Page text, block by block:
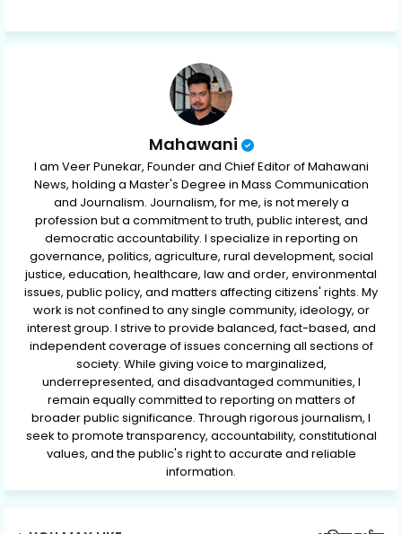
ap
Mahawani
I am Veer Punekar, Founder and Chief Editor of Mahawani
News, holding a Master's Degree in Mass Communication
and Journalism. Journalism, for me, is not merely a
profession but a commitment to truth, public interest, and
democratic accountability. I specialize in reporting on
governance, politics, agriculture, rural development, social
justice, education, healthcare, law and order, environmental
issues, public policy, and matters affecting citizens' rights. My
work is not confined to any single community, ideology, or
interest group. I strive to provide balanced, fact-based, and
independent coverage of issues concerning all sections of
society. While giving voice to marginalized,
underrepresented, and disadvantaged communities, I
remain equally committed to reporting on matters of
broader public significance. Through rigorous journalism, I
seek to promote transparency, accountability, constitutional
values, and the public's right to accurate and reliable
information.